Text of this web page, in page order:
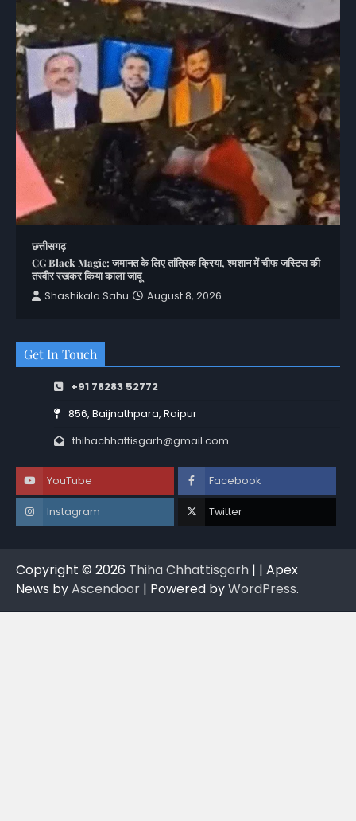
छत्तीसगढ़
CG Black Magic: जमानत के लिए तांत्रिक क्रिया, श्मशान में चीफ जस्टिस की
तस्वीर रखकर किया काला जादू
Shashikala Sahu
August 8, 2026
Get In Touch
+91 78283 52772
856, Baijnathpara, Raipur
thihachhattisgarh@gmail.com
YouTube Facebook
Instagram Twitter
Copyright © 2026 Thiha Chhattisgarh | | Apex
News byAscendoor | Powered byWordPress.